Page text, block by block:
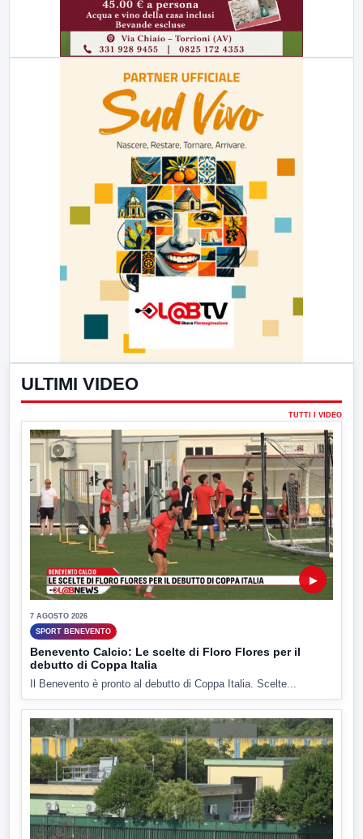
ULTIMI VIDEO
TUTTI I VIDEO
▶
7 AGOSTO 2026
SPORT BENEVENTO
Benevento Calcio: Le scelte di Floro Flores per il
debutto di Coppa Italia
Il Benevento è pronto al debutto di Coppa Italia. Scelte...